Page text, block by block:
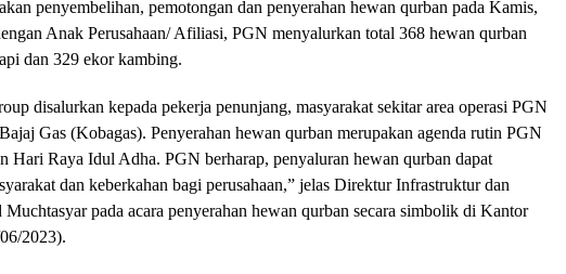
penyembelihan, pemotongan dan penyerahan hewan qurban pada Kamis,
Anak Perusahaan/ Afiliasi, PGN menyalurkan total 368 hewan qurban
dan 329 ekor kambing.
disalurkan kepada pekerja penunjang, masyarakat sekitar area operasi PGN
Gas (Kobagas). Penyerahan hewan qurban merupakan agenda rutin PGN
Hari Raya Idul Adha. PGN berharap, penyaluran hewan qurban dapat
dan keberkahan bagi perusahaan,” jelas Direktur Infrastruktur dan
pada acara penyerahan hewan qurban secara simbolik di Kantor
2023).